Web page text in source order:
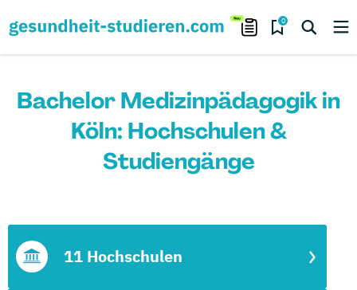
0
Bachelor Medizinpädagogik in
Köln: Hochschulen &
Studiengänge
11 Hochschulen